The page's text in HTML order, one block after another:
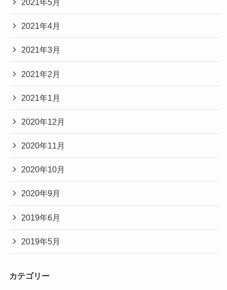
2021年5月
2021年4月
2021年3月
2021年2月
2021年1月
2020年12月
2020年11月
2020年10月
2020年9月
2019年6月
2019年5月
カテゴリー